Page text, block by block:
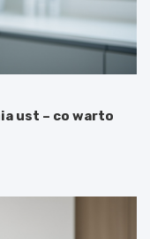
ust – co warto